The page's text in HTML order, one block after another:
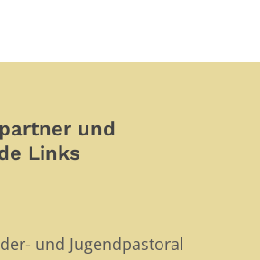
und
Links
und Jugendpastoral